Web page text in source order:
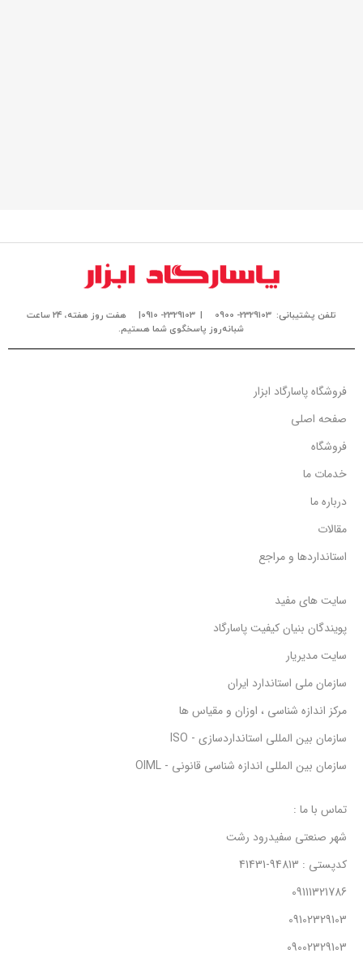
تلفن پشتیبانی: 2329103- 0900 | 2329103- 0910|
هفت روز هفته، ۲۴ ساعت
شبانه‌روز پاسخگوی شما هستیم.
فروشگاه پاسارگاد ابزار
صفحه اصلی
فروشگاه
خدمات ما
درباره ما
مقالات
استانداردها و مراجع
سایت های مفید
پویندگان بنیان کیفیت پاسارگاد
سایت مدیریار
سازمان ملی استاندارد ایران
مرکز اندازه شناسی ، اوزان و مقیاس ها
سازمان بین المللی استانداردسازی - ISO
سازمان بین المللی اندازه شناسی قانونی - OIML
تماس با ما :
شهر صنعتی سفیدرود رشت
کدپستی : 94813-41431
09111321786
09102329103
09002329103